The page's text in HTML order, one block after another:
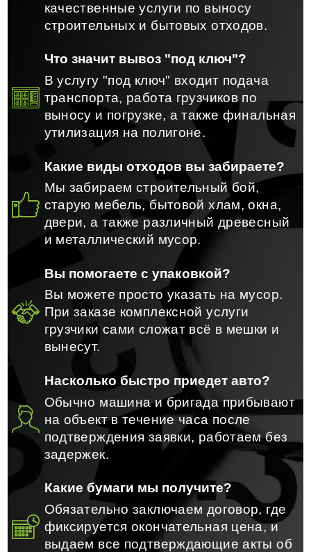
качественные услуги по выносу
строительных и бытовых отходов.
Что значит вывоз "под ключ"?
В услугу "под ключ" входит подача
транспорта, работа грузчиков по
выносу и погрузке, а также финальная
утилизация на полигоне.
Какие виды отходов вы забираете?
Мы забираем строительный бой,
старую мебель, бытовой хлам, окна,
двери, а также различный древесный
и металлический мусор.
Вы помогаете с упаковкой?
Вы можете просто указать на мусор.
При заказе комплексной услуги
грузчики сами сложат всё в мешки и
вынесут.
Насколько быстро приедет авто?
Обычно машина и бригада прибывают
на объект в течение часа после
подтверждения заявки, работаем без
задержек.
Какие бумаги мы получите?
Обязательно заключаем договор, где
фиксируется окончательная цена, и
выдаем все подтверждающие акты об